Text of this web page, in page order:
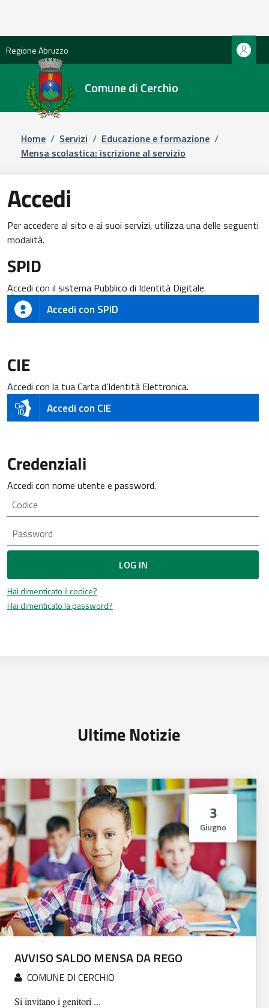
Regione Abruzzo
Comune di Cerchio
Home / Servizi / Educazione e formazione /
Mensa scolastica: iscrizione al servizio
Accedi
Per accedere al sito e ai suoi servizi, utilizza una delle seguenti
modalità.
SPID
Accedi con il sistema Pubblico di Identità Digitale.
Accedi con SPID
CIE
Accedi con la tua Carta d’Identità Elettronica.
Accedi con CIE
Credenziali
Accedi con nome utente e password.
LOG IN
Hai dimenticato il codice?
Hai dimenticato la password?
Ultime Notizie
3
Giugno
AVVISO SALDO MENSA DA REGO
COMUNE DI CERCHIO
Si invitano i genitori ...